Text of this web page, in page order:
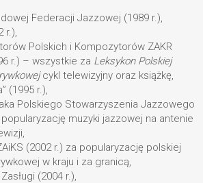
Federacji Jazzowej (1989 r.),
r.),
Polskich i Kompozytorów ZAKR
r.) – wszystkie za Leksykon Polskiej
cykl telewizyjny oraz książkę,
(1995 r.),
Polskiego Stowarzyszenia Jazzowego
popularyzację muzyki jazzowej na antenie
(2002 r.) za popularyzację polskiej
w kraju i za granicą,
(2004 r.),